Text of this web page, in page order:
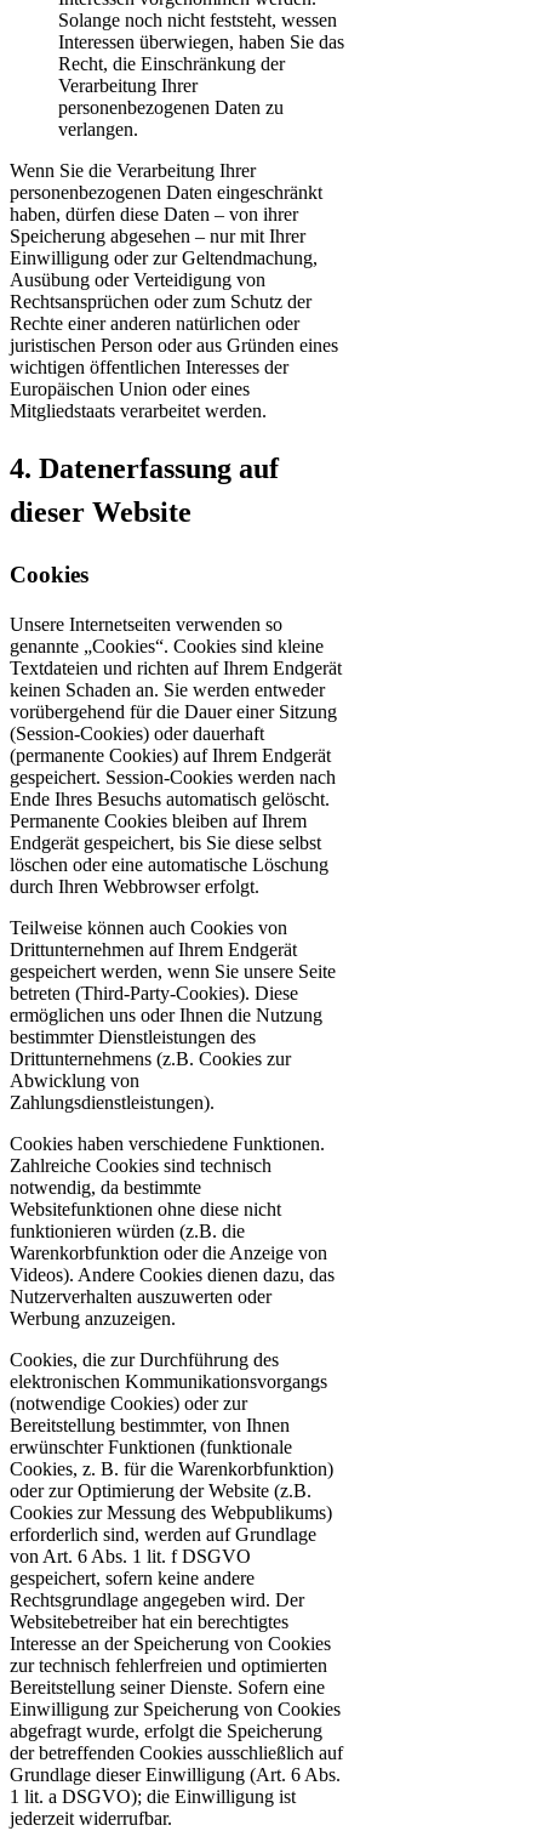
Solange noch nicht feststeht, wessen
Interessen überwiegen, haben Sie das
Recht, die Einschränkung der
Verarbeitung Ihrer
personenbezogenen Daten zu
verlangen.
Wenn Sie die Verarbeitung Ihrer
personenbezogenen Daten eingeschränkt
haben, dürfen diese Daten – von ihrer
Speicherung abgesehen – nur mit Ihrer
Einwilligung oder zur Geltendmachung,
Ausübung oder Verteidigung von
Rechtsansprüchen oder zum Schutz der
Rechte einer anderen natürlichen oder
juristischen Person oder aus Gründen eines
wichtigen öffentlichen Interesses der
Europäischen Union oder eines
Mitgliedstaats verarbeitet werden.
4. Datenerfassung auf
dieser Website
Cookies
Unsere Internetseiten verwenden so
genannte „Cookies“. Cookies sind kleine
Textdateien und richten auf Ihrem Endgerät
keinen Schaden an. Sie werden entweder
vorübergehend für die Dauer einer Sitzung
(Session-Cookies) oder dauerhaft
(permanente Cookies) auf Ihrem Endgerät
gespeichert. Session-Cookies werden nach
Ende Ihres Besuchs automatisch gelöscht.
Permanente Cookies bleiben auf Ihrem
Endgerät gespeichert, bis Sie diese selbst
löschen oder eine automatische Löschung
durch Ihren Webbrowser erfolgt.
Teilweise können auch Cookies von
Drittunternehmen auf Ihrem Endgerät
gespeichert werden, wenn Sie unsere Seite
betreten (Third-Party-Cookies). Diese
ermöglichen uns oder Ihnen die Nutzung
bestimmter Dienstleistungen des
Drittunternehmens (z.B. Cookies zur
Abwicklung von
Zahlungsdienstleistungen).
Cookies haben verschiedene Funktionen.
Zahlreiche Cookies sind technisch
notwendig, da bestimmte
Websitefunktionen ohne diese nicht
funktionieren würden (z.B. die
Warenkorbfunktion oder die Anzeige von
Videos). Andere Cookies dienen dazu, das
Nutzerverhalten auszuwerten oder
Werbung anzuzeigen.
Cookies, die zur Durchführung des
elektronischen Kommunikationsvorgangs
(notwendige Cookies) oder zur
Bereitstellung bestimmter, von Ihnen
erwünschter Funktionen (funktionale
Cookies, z. B. für die Warenkorbfunktion)
oder zur Optimierung der Website (z.B.
Cookies zur Messung des Webpublikums)
erforderlich sind, werden auf Grundlage
von Art. 6 Abs. 1 lit. f DSGVO
gespeichert, sofern keine andere
Rechtsgrundlage angegeben wird. Der
Websitebetreiber hat ein berechtigtes
Interesse an der Speicherung von Cookies
zur technisch fehlerfreien und optimierten
Bereitstellung seiner Dienste. Sofern eine
Einwilligung zur Speicherung von Cookies
abgefragt wurde, erfolgt die Speicherung
der betreffenden Cookies ausschließlich auf
Grundlage dieser Einwilligung (Art. 6 Abs.
1 lit. a DSGVO); die Einwilligung ist
jederzeit widerrufbar.